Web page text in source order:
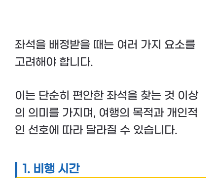
좌석을 배정받을 때는 여러 가지 요소를
고려해야 합니다.
이는 단순히 편안한 좌석을 찾는 것 이상
의 의미를 가지며, 여행의 목적과 개인적
인 선호에 따라 달라질 수 있습니다.
1. 비행 시간